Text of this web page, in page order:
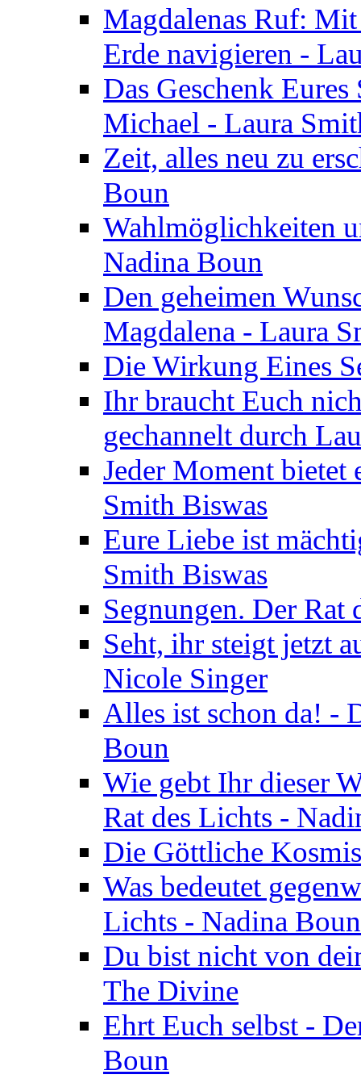
Magdalenas Ruf:
Erde navigieren -
Das Geschenk
Michael - Laura
Zeit, alles neu zu
Boun
Wahlmöglichkeiten
Nadina Boun
Den geheimen
Magdalena - Laura
Die Wirkung Eines
Ihr braucht Euch
gechannelt durch
Jeder Moment bietet
Smith Biswas
Eure Liebe ist
Smith Biswas
Segnungen. Der
Seht, ihr steigt jetzt
Nicole Singer
Alles ist schon da! -
Boun
Wie gebt Ihr dieser
Rat des Lichts -
Die Göttliche
Was bedeutet
Lichts - Nadina Boun
Du bist nicht von
The Divine
Ehrt Euch selbst -
Boun